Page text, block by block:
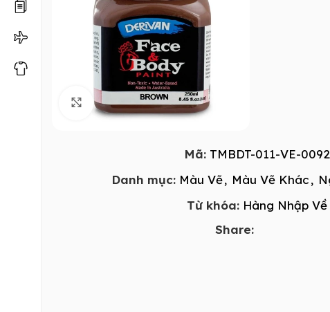
Click to enlarge
Mã: TMBDT-011-VE-0092
Danh mục: Màu Vẽ, Màu Vẽ Khác,
Từ khóa: Hàng Nhập Về
Share: